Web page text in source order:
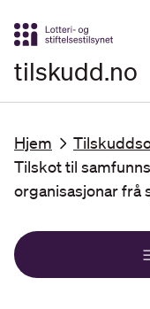
Gå til hovedinnhold
tilskudd.no
Hjem
Tilskot til
organisasjonar frå